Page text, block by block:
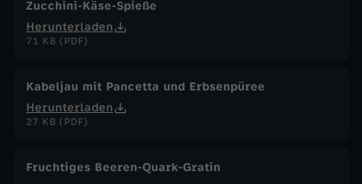
Zucchini-Käse-Spieße
Herunterladen
71 KB (PDF)
Kabeljau mit Pancetta und Erbsenpüree
Herunterladen
27 KB (PDF)
Fruchtiges Beeren-Quark-Gratin